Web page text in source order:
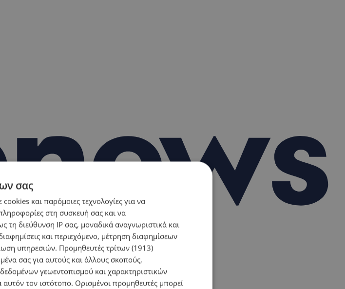
σας
και παρόμοιες τεχνολογίες για να
στη συσκευή σας και να
διεύθυνση IP σας, μοναδικά αναγνωριστικά και
και περιεχόμενο, μέτρηση διαφημίσεων
υπηρεσιών. Προμηθευτές τρίτων (1913)
σας για αυτούς και άλλους σκοπούς,
γεωεντοπισμού και χαρακτηριστικών
τον ιστότοπο. Ορισμένοι προμηθευτές μπορεί